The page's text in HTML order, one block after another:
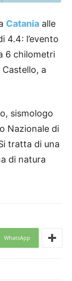
Catania alle
4.4: l’evento
6 chilometri
Castello, a
sismologo
Nazionale di
tratta di una
di natura
WhatsApp